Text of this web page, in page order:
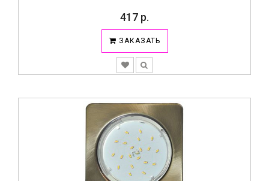
417 р.
ЗАКАЗАТЬ